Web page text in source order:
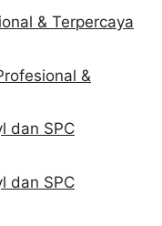
& Terpercaya
&
dan SPC
dan SPC